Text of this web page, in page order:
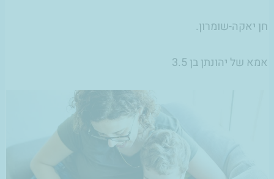
חן יאקה-שומרון.
אמא של יהונתן בן 3.5